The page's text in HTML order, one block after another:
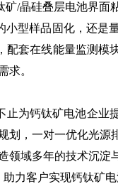
/晶硅叠层电池界面
小型样品固化，还是
套在线能量监测模
求。
为钙钛矿电池企业
，一对一优化光源
域多年的技术沉淀
力客户实现钙钛矿电